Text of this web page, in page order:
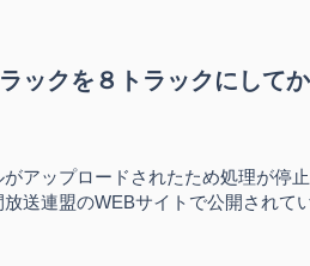
ックを８トラックにして
アップロードされたため処理が停
送連盟のWEBサイトで公開されて